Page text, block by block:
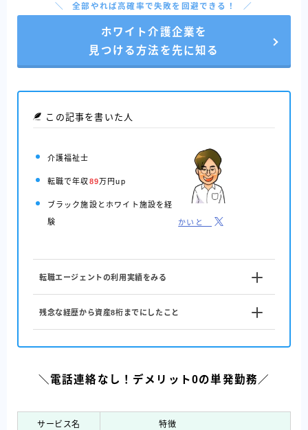
全部やれば高確率で失敗を回避できる！
ホワイト介護企業を
見つける方法を先に知る
この記事を書いた人
介護福祉士
転職で年収89万円up
ブラック施設と ホワイト施設を経
験 かいと
転職エージェントの利用実績をみる
残念な経歴から資産8桁までにしたこと
＼電話連絡なし！デメリット0の単発勤務／
サービス名 特徴